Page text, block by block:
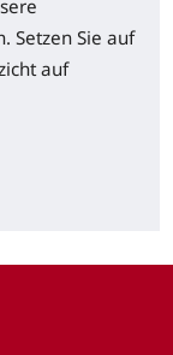
Setzen Sie auf
auf